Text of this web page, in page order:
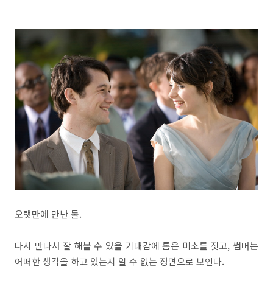
오랫만에 만난 둘.
다시 만나서 잘 해볼 수 있을 기대감에 톰은 미소를 짓고, 썸머는
어떠한 생각을 하고 있는지 알 수 없는 장면으로 보인다.